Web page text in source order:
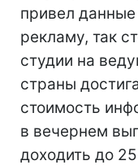
привел
рекламу, так
студии на
страны
стоимость
в вечернем
доходить до